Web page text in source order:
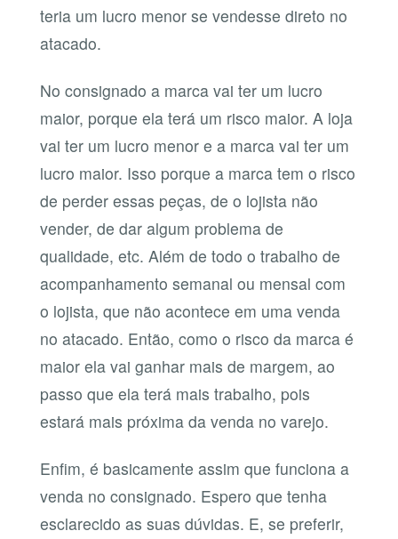
teria um lucro menor se vendesse direto no
atacado.
No consignado a marca vai ter um lucro
maior, porque ela terá um risco maior. A loja
vai ter um lucro menor e a marca vai ter um
lucro maior. Isso porque a marca tem o risco
de perder essas peças, de o lojista não
vender, de dar algum problema de
qualidade, etc. Além de todo o trabalho de
acompanhamento semanal ou mensal com
o lojista, que não acontece em uma venda
no atacado. Então, como o risco da marca é
maior ela vai ganhar mais de margem, ao
passo que ela terá mais trabalho, pois
estará mais próxima da venda no varejo.
Enfim, é basicamente assim que funciona a
venda no consignado. Espero que tenha
esclarecido as suas dúvidas. E, se preferir,